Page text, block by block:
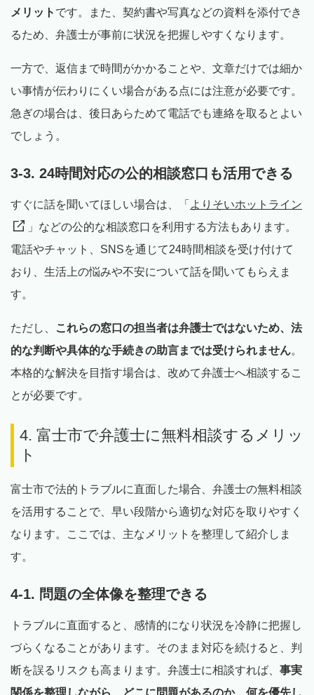
メリット です。また、契約書や写真などの資料を添付でき
るため、弁護士が事前に状況を把握しやすくなります。
一方で、返信まで時間がかかることや、文章だけでは細か
い事情が伝わりにくい場合がある点には注意が必要です。
急ぎの場合は、後日あらためて電話でも連絡を取るとよい
でしょう。
3-3. 24時間対応の公的相談窓口も活用できる
すぐに話を聞いてほしい場合は、「 よりそいホットライン
」などの公的な相談窓口を利用する方法もあります。
電話やチャット、SNSを通じて24時間相談を受け付けて
おり、生活上の悩みや不安について話を聞いてもらえま
す。
ただし、
これらの窓口の担当者は弁護士ではないため、法
的な判断や具体的な手続きの助言までは受けられません。
本格的な解決を目指す場合は、改めて弁護士へ相談するこ
とが必要です。
4. 富士市で弁護士に無料相談するメリッ
ト
富士市で法的トラブルに直面した場合、弁護士の無料相談
を活用することで、早い段階から適切な対応を取りやすく
なります。ここでは、主なメリットを整理して紹介しま
す。
4-1. 問題の全体像を整理できる
トラブルに直面すると、感情的になり状況を冷静に把握し
づらくなることがあります。そのまま対応を続けると、判
断を誤るリスクも高まります。弁護士に相談すれば、 事実
関係を整理しながら、どこに問題があるのか、何を優先し